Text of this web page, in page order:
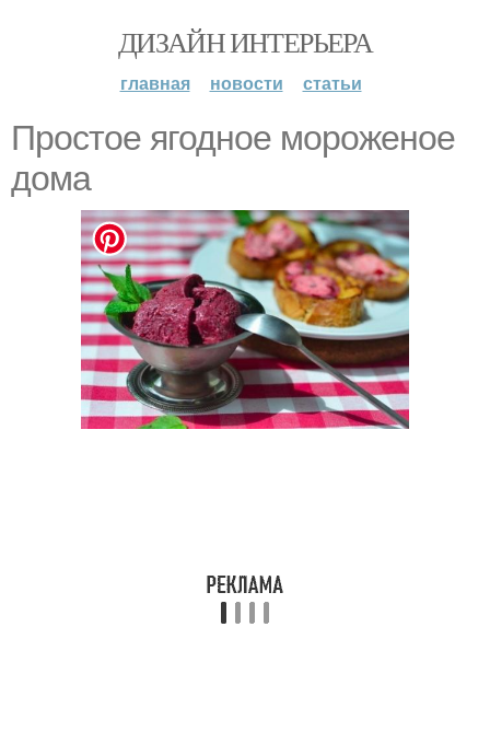
ДИЗАЙН ИНТЕРЬЕРА
главная новости статьи
Простое ягодное мороженое
дома